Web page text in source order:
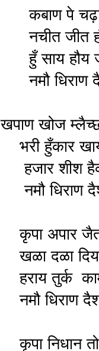
कबाण पे
नचीत जीत
हुँ साय हौय
नमौ धिराण
खपाण खोज
भरी हुँकार
हजार शीश हैक
नमौ धिराण
कृपा अपार
खळा दळा
हराय तुर्क
नमौ धिराण
कृपा निधान